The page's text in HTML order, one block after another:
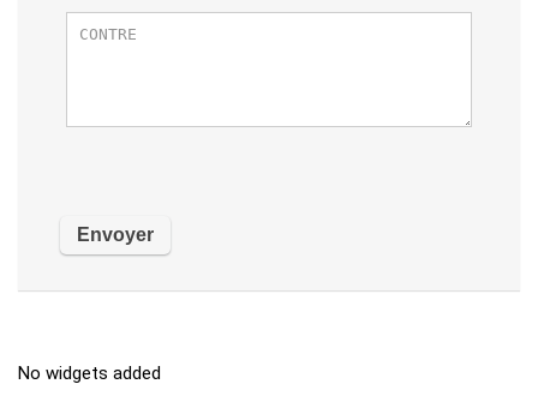
No widgets added